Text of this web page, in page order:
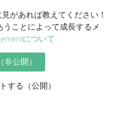
があれば教えてください！
うことによって成長するメ
について
公開）
する（公開）